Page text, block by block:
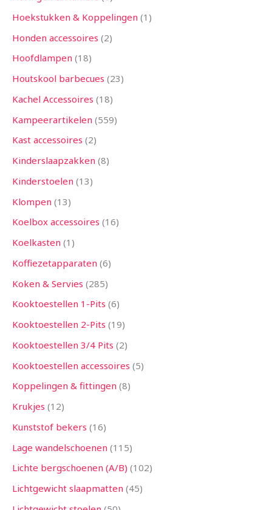
Hoekstukken & Koppelingen 1
Honden accessoires 2
Hoofdlampen 18
Houtskool barbecues 23
Kachel Accessoires 18
Kampeerartikelen 559
Kast accessoires 2
Kinderslaapzakken 8
Kinderstoelen 13
Klompen 13
Koelbox accessoires 16
Koelkasten 1
Koffiezetapparaten 6
Koken & Servies 285
Kooktoestellen 1-Pits 6
Kooktoestellen 2-Pits 19
Kooktoestellen 3/4 Pits 2
Kooktoestellen accessoires 5
Koppelingen & fittingen 8
Krukjes 12
Kunststof bekers 16
Lage wandelschoenen 115
Lichte bergschoenen (A/B) 102
Lichtgewicht slaapmatten 45